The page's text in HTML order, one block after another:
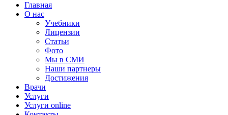
Главная
О нас
Учебники
Лицензии
Статьи
Фото
Мы в СМИ
Наши партнеры
Достижения
Врачи
Услуги
Услуги online